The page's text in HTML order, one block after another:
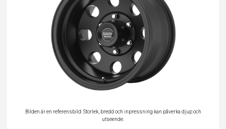
Bilden är en referensbild. Storlek, bredd och inpressning kan påverka djup och
utseende.